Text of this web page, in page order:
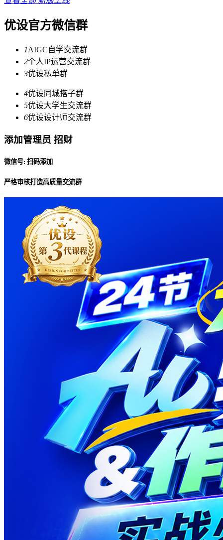
优设官方微信群
1AIGC自学交流群
2个人IP运营交流群
3优设私单群
4优设同城搭子群
5优设大学生交流群
6优设设计师交流群
添加管理员 招财
微信号: 扫码添加
严格审核打造高质量交流群